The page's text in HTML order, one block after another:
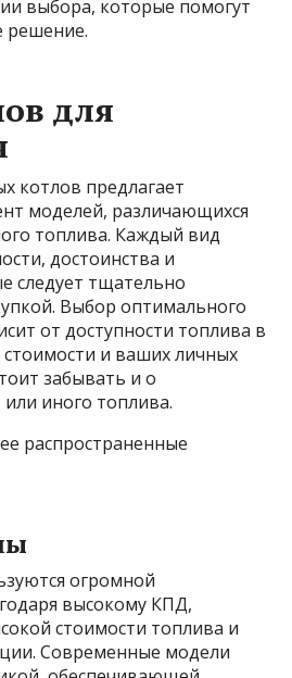
выбора, которые помогут
решение.
для
котлов предлагает
моделей, различающихся
топлива. Каждый вид
достоинства и
следует тщательно
Выбор оптимального
от доступности топлива в
и ваших личных
забывать и о
или иного топлива.
распространенные
огромной
высокому КПД,
стоимости топлива и
Современные модели